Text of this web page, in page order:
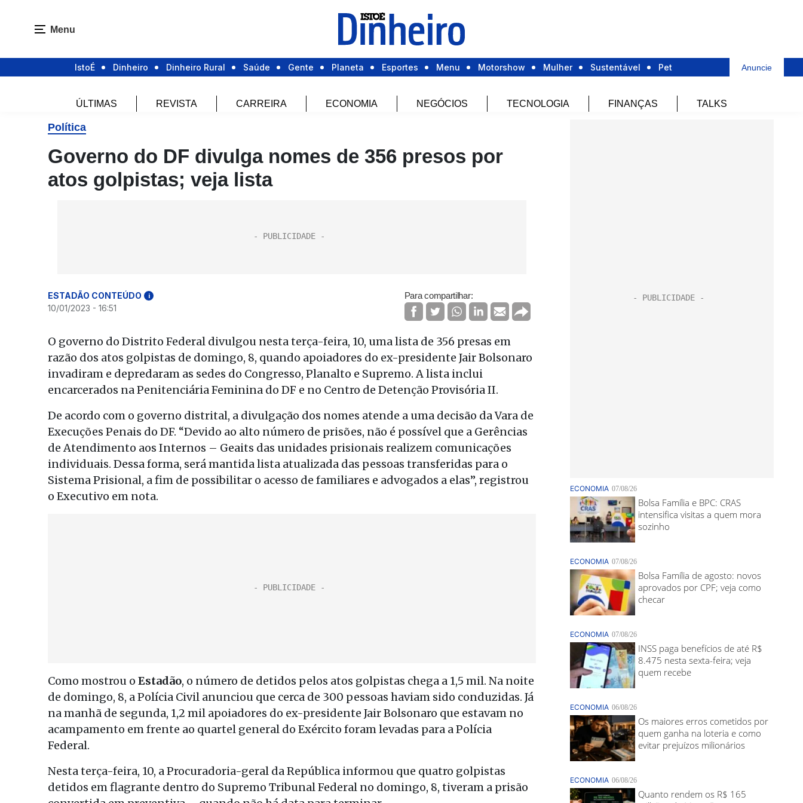
Menu
IstoÉ Dinheiro Dinheiro Rural Saúde Gente Planeta Esportes Menu Motorshow Mulher Sustentável Pet Anuncie
ÚLTIMAS REVISTA CARREIRA ECONOMIA NEGÓCIOS TECNOLOGIA FINANÇAS TALKS
Política
Governo do DF divulga nomes de 356 presos por
atos golpistas; veja lista
ESTADÃO CONTEÚDO i
10/01/2023 - 16:51
Para compartilhar:
O governo do Distrito Federal divulgou nesta terça-feira, 10, uma lista de 356 presas em
razão dos atos golpistas de domingo, 8, quando apoiadores do ex-presidente Jair Bolsonaro
invadiram e depredaram as sedes do Congresso, Planalto e Supremo. A lista inclui
encarcerados na Penitenciária Feminina do DF e no Centro de Detenção Provisória II.
De acordo com o governo distrital, a divulgação dos nomes atende a uma decisão da Vara de
Execuções Penais do DF. “Devido ao alto número de prisões, não é possível que a Gerências
de Atendimento aos Internos – Geaits das unidades prisionais realizem comunicações
individuais. Dessa forma, será mantida lista atualizada das pessoas transferidas para o
Sistema Prisional, a fim de possibilitar o acesso de familiares e advogados a elas”, registrou
o Executivo em nota.
Como mostrou o Estadão, o número de detidos pelos atos golpistas chega a 1,5 mil. Na noite
de domingo, 8, a Polícia Civil anunciou que cerca de 300 pessoas haviam sido conduzidas. Já
na manhã de segunda, 1,2 mil apoiadores do ex-presidente Jair Bolsonaro que estavam no
acampamento em frente ao quartel general do Exército foram levadas para a Polícia
Federal.
Nesta terça-feira, 10, a Procuradoria-geral da República informou que quatro golpistas
detidos em flagrante dentro do Supremo Tribunal Federal no domingo, 8, tiveram a prisão